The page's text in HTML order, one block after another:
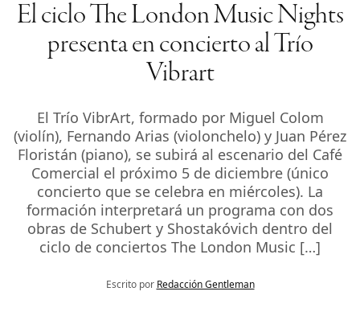
El ciclo The London Music Nights
presenta en concierto al Trío
Vibrart
El Trío VibrArt, formado por Miguel Colom
(violín), Fernando Arias (violonchelo) y Juan Pérez
Floristán (piano), se subirá al escenario del Café
Comercial el próximo 5 de diciembre (único
concierto que se celebra en miércoles). La
formación interpretará un programa con dos
obras de Schubert y Shostakóvich dentro del
ciclo de conciertos The London Music […]
Escrito por Redacción Gentleman